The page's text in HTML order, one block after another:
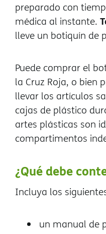
preparado con
médica al instante.
lleve un botiquín de
Puede comprar el
la Cruz Roja, o bien
llevar los artículos
cajas de plástico
artes plásticas son
compartimentos
¿Qué debe
Incluya los
un manual de